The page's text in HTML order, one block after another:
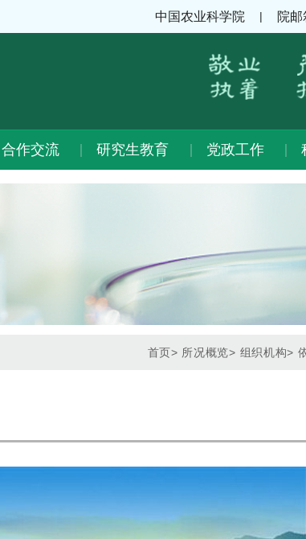
中国农业科学院 | 院邮
合作交流 研究生教育 党政工作
首页> 所况概览> 组织机构>